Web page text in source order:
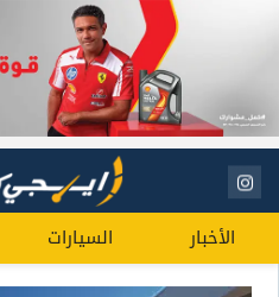
الأخبار السيارات